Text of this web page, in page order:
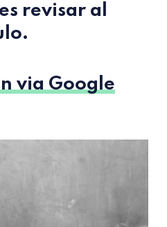
revisar al
via Google